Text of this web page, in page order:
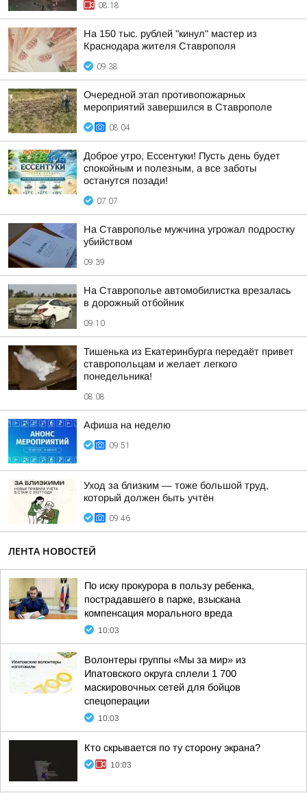
08:18
На 150 тыс. рублей "кинул" мастер из
Краснодара жителя Ставрополя
09:38
Очередной этап противопожарных
мероприятий завершился в Ставрополе
08:04
Доброе утро, Ессентуки! Пусть день будет
спокойным и полезным, а все заботы
останутся позади!
07:07
На Ставрополье мужчина угрожал подростку
убийством
09:39
На Ставрополье автомобилистка врезалась
в дорожный отбойник
09:10
Тишенька из Екатеринбурга передаёт привет
ставропольцам и желает легкого
понедельника!
08:08
Афиша на неделю
09:51
Уход за близким — тоже большой труд,
который должен быть учтён
09:46
ЛЕНТА НОВОСТЕЙ
По иску прокурора в пользу ребенка,
пострадавшего в парке, взыскана
компенсация морального вреда
10:03
Волонтеры группы «Мы за мир» из
Ипатовского округа сплели 1 700
маскировочных сетей для бойцов
спецоперации
10:03
Кто скрывается по ту сторону экрана?
10:03